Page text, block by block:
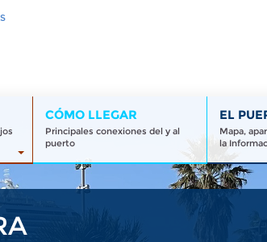
CÓMO LLEGAR
Principales conexiones del y al
puerto
EL
Mapa,
la